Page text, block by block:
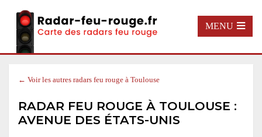
MENU
← Voir les autres radars feu rouge à Toulouse
RADAR FEU ROUGE À TOULOUSE :
AVENUE DES ÉTATS-UNIS